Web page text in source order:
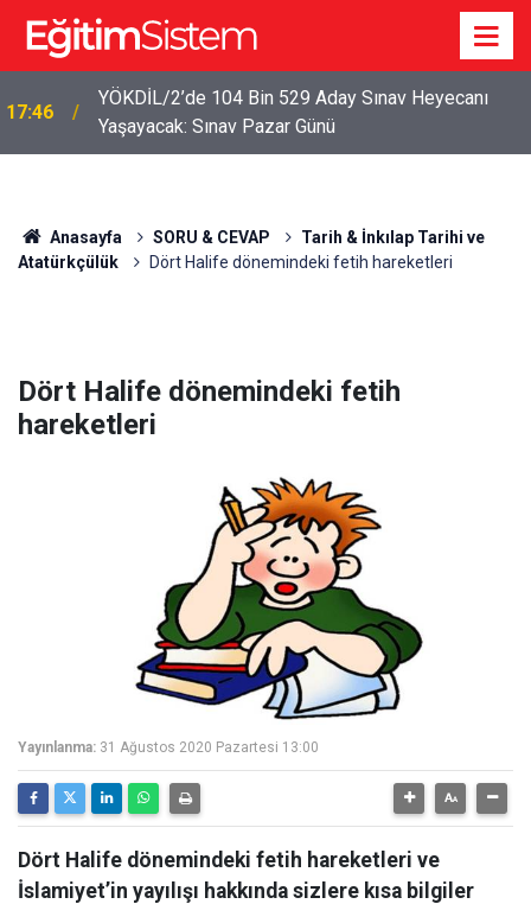
17:46
YÖKDİL/2’de 104 Bin 529 Aday Sınav Heyecanı
Yaşayacak: Sınav Pazar Günü
Anasayfa SORU & CEVAP
Tarih & İnkılap Tarihi ve
Atatürkçülük
Dört Halife dönemindeki fetih hareketleri
Dört Halife dönemindeki fetih
hareketleri
Yayınlanma: 31 Ağustos 2020 Pazartesi 13:00
Dört Halife dönemindeki fetih hareketleri ve
İslamiyet’in yayılışı hakkında sizlere kısa bilgiler